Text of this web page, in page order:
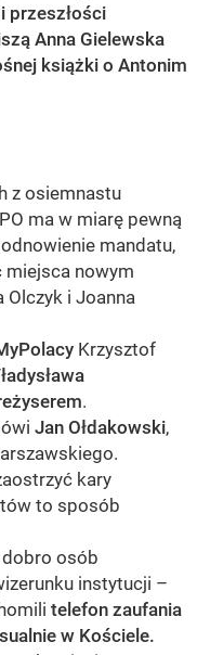
przeszłości
Anna Gielewska
książki o Antonim
z osiemnastu
ma w miarę pewną
mandatu,
miejsca nowym
Olczyk i Joanna
Krzysztof
.
Jan Ołdakowski,
kary
to sposób
dobro osób
instytucji –
telefon zaufania
w Kościele.